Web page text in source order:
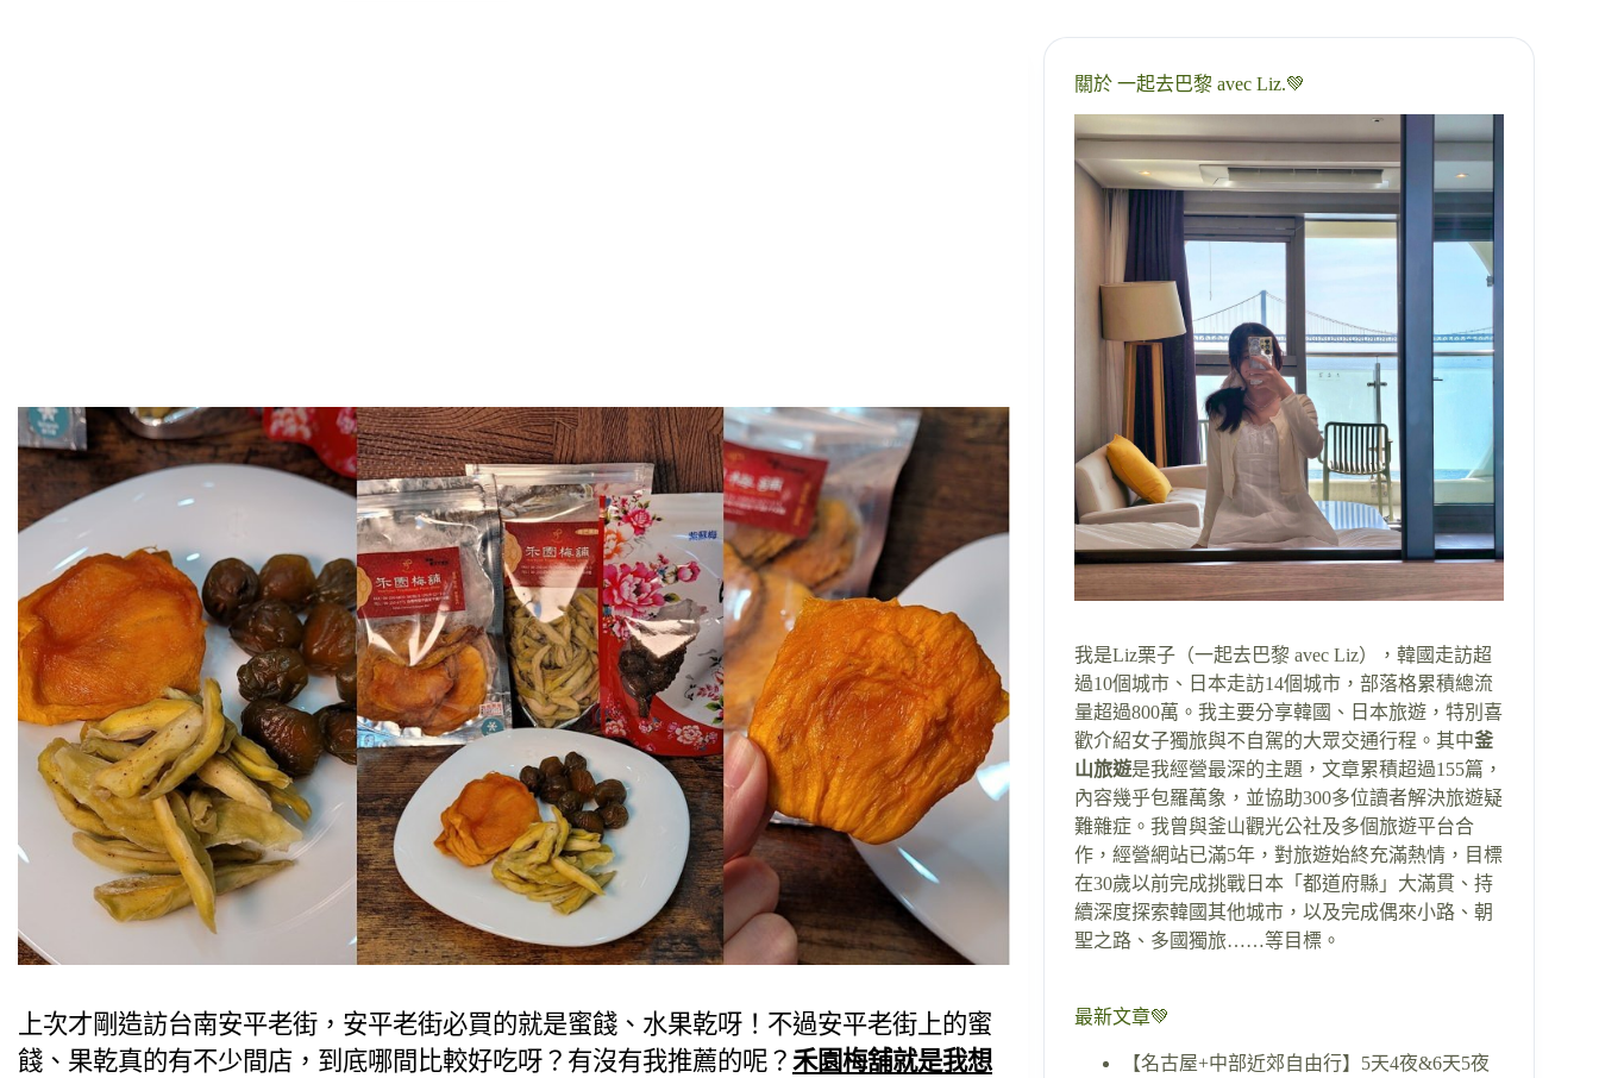
上次才剛造訪台南安平老街，安平老街必買的就是蜜餞、水果乾呀！不過安平老街上的蜜
餞、果乾真的有不少間店，到底哪間比較好吃呀？有沒有我推薦的呢？ 禾園梅舖就是我想
關於 一起去巴黎 avec Liz.💚
我是Liz栗子（一起去巴黎 avec Liz），韓國走訪超
過10個城市、日本走訪14個城市，部落格累積總流
量超過800萬。我主要分享韓國、日本旅遊，特別喜
歡介紹女子獨旅與不自駕的大眾交通行程。其中釜
山旅遊是我經營最深的主題，文章累積超過155篇，
內容幾乎包羅萬象，並協助300多位讀者解決旅遊疑
難雜症。我曾與釜山觀光公社及多個旅遊平台合
作，經營網站已滿5年，對旅遊始終充滿熱情，目標
在30歲以前完成挑戰日本「都道府縣」大滿貫、持
續深度探索韓國其他城市，以及完成偶來小路、朝
聖之路、多國獨旅……等目標。
最新文章💚
【名古屋+中部近郊自由行】5天4夜&6天5夜